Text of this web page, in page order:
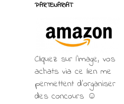
PARTENARIAT
Cliquez sur l'image, vos
achats via ce lien me
permettent d’organiser
des concours ☺